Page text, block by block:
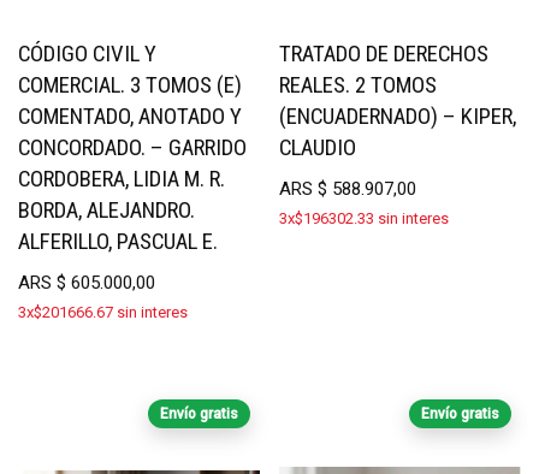
CÓDIGO CIVIL Y
COMERCIAL. 3 TOMOS (E)
COMENTADO, ANOTADO Y
CONCORDADO. – GARRIDO
CORDOBERA, LIDIA M. R.
BORDA, ALEJANDRO.
ALFERILLO, PASCUAL E.
ARS $ 605.000,00
3x$201666.67 sin interes
TRATADO DE DERECHOS
REALES. 2 TOMOS
(ENCUADERNADO) – KIPER,
CLAUDIO
ARS$ 588.907,00
3x$196302.33 sin interes
Envío gratis Envío gratis